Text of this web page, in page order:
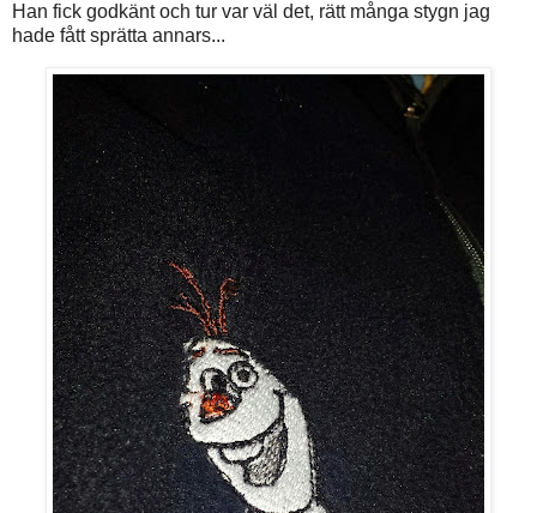
Han fick godkänt och tur var väl det, rätt många stygn jag
hade fått sprätta annars...